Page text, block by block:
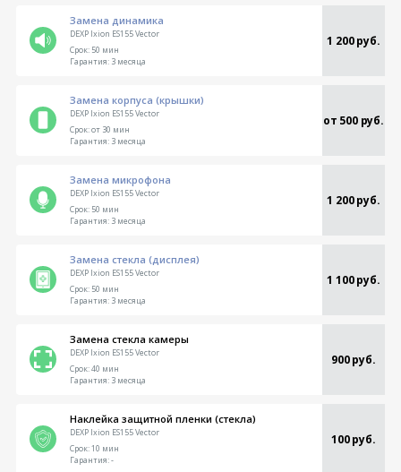
Замена динамика
DEXP Ixion ES155 Vector 1 200 руб.
Срок:50 мин
Гарантия:3 месяца
Замена корпуса (крышки)
DEXP Ixion ES155 Vector от 500 руб.
Срок:от 30 мин
Гарантия:3 месяца
Замена микрофона
DEXP Ixion ES155 Vector 1 200 руб.
Срок:50 мин
Гарантия:3 месяца
Замена стекла (дисплея)
DEXP Ixion ES155 Vector 1 100 руб.
Срок:50 мин
Гарантия:3 месяца
Замена стекла камеры
DEXP Ixion ES155 Vector 900 руб.
Срок:40 мин
Гарантия:3 месяца
Наклейка защитной пленки (стекла)
DEXP Ixion ES155 Vector 100 руб.
Срок:10 мин
Гарантия:-